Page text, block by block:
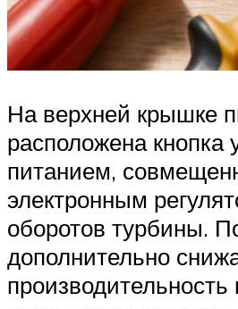
На верхней крышке
расположена кнопка
питанием,
электронным
оборотов турбины.
дополнительно